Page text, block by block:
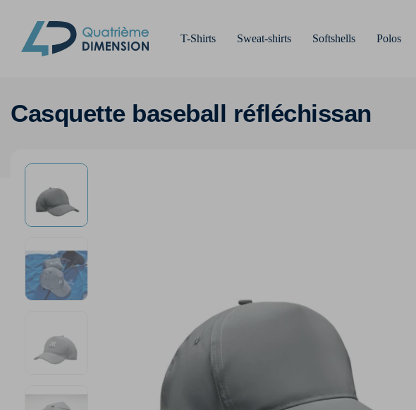
T-Shirts Sweat-shirts Softshells Polos
Casquette baseball réfléchissan